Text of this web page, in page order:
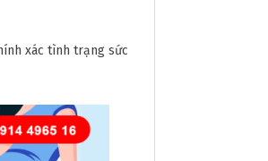
xác tình trạng sức